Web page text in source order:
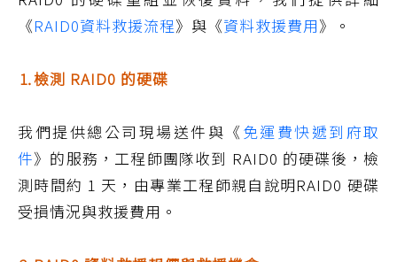
《RAID0資料救援流程》與《資料救援費用》。
⒈檢測 RAID0 的硬碟
我們提供總公司現場送件與《 免運費快遞到府取
件》的服務，工程師團隊收到 RAID0 的硬碟後，檢
測時間約 1 天，由專業工程師親自說明RAID0 硬碟
受損情況與救援費用。